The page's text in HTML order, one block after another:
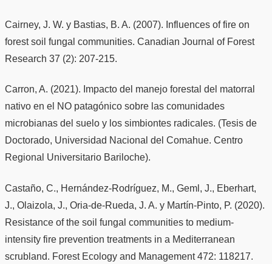
Cairney, J. W. y Bastias, B. A. (2007). Influences of fire on
forest soil fungal communities. Canadian Journal of Forest
Research 37 (2): 207-215.
Carron, A. (2021). Impacto del manejo forestal del matorral
nativo en el NO patagónico sobre las comunidades
microbianas del suelo y los simbiontes radicales. (Tesis de
Doctorado, Universidad Nacional del Comahue. Centro
Regional Universitario Bariloche).
Castaño, C., Hernández-Rodríguez, M., Geml, J., Eberhart,
J., Olaizola, J., Oria-de-Rueda, J. A. y Martín-Pinto, P. (2020).
Resistance of the soil fungal communities to medium-
intensity fire prevention treatments in a Mediterranean
scrubland. Forest Ecology and Management 472: 118217.